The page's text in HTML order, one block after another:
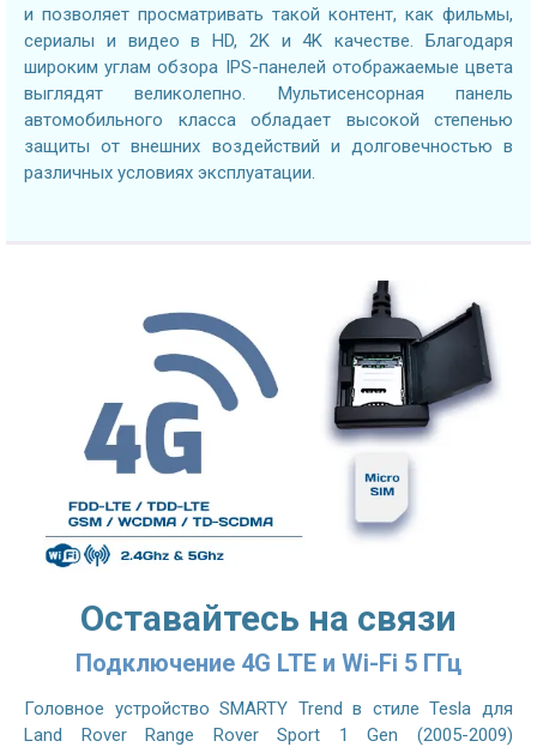
и позволяет просматривать такой контент, как фильмы,
сериалы и видео в HD, 2K и 4K качестве. Благодаря
широким углам обзора IPS-панелей отображаемые цвета
выглядят великолепно. Мультисенсорная панель
автомобильного класса обладает высокой степенью
защиты от внешних воздействий и долговечностью в
различных условиях эксплуатации.
Оставайтесь на связи
Подключение 4G LTE и Wi-Fi 5 ГГц
Головное устройство SMARTY Trend в стиле Tesla для
Land Rover Range Rover Sport 1 Gen (2005-2009)